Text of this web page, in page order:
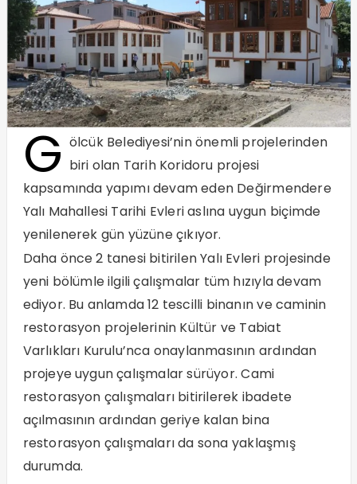
G ölcük Belediyesi’nin önemli projelerinden
biri olan Tarih Koridoru projesi
kapsamında yapımı devam eden Değirmendere
Yalı Mahallesi Tarihi Evleri aslına uygun biçimde
yenilenerek gün yüzüne çıkıyor.
Daha önce 2 tanesi bitirilen Yalı Evleri projesinde
yeni bölümle ilgili çalışmalar tüm hızıyla devam
ediyor. Bu anlamda 12 tescilli binanın ve caminin
restorasyon projelerinin Kültür ve Tabiat
Varlıkları Kurulu’nca onaylanmasının ardından
projeye uygun çalışmalar sürüyor. Cami
restorasyon çalışmaları bitirilerek ibadete
açılmasının ardından geriye kalan bina
restorasyon çalışmaları da sona yaklaşmış
durumda.